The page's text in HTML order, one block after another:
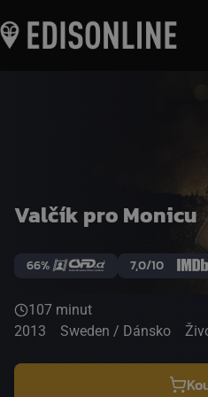
Valčík pro Monicu
66% 7,0/10
107 minut
2013
Sweden / Dánsko